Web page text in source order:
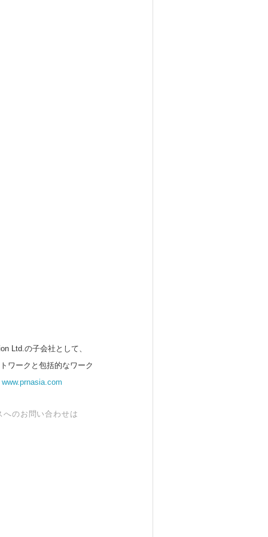
Ltd.の子会社として、
ワークと包括的なワーク
www.prnasia.com
のお問い合わせは